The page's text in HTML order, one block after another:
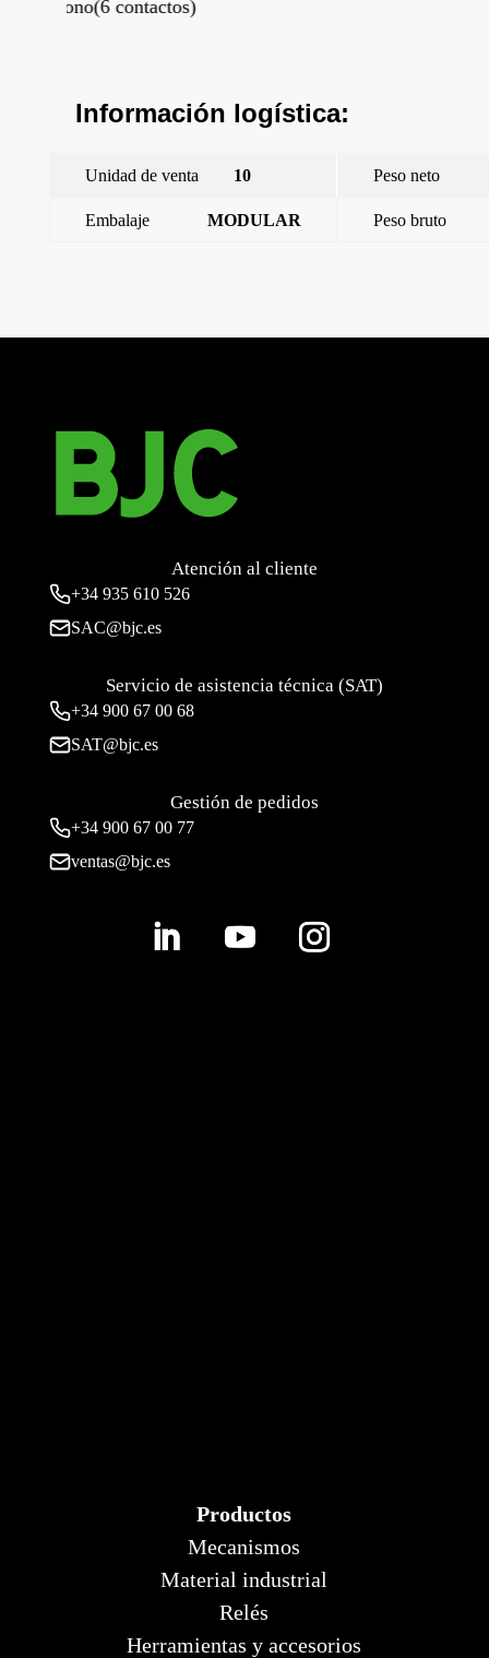
Información logística:
Unidad de venta 10 Peso neto
Embalaje MODULAR Peso bruto
Atención al cliente
+34 935 610 526
SAC@bjc.es
Servicio de asistencia técnica (SAT)
+34 900 67 00 68
SAT@bjc.es
Gestión de pedidos
+34 900 67 00 77
ventas@bjc.es
Productos
Mecanismos
Material industrial
Relés
Herramientas y accesorios